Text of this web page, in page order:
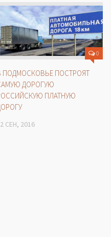
0
ПОДМОСКОВЬЕ ПОСТРОЯТ
ДОРОГУЮ
ПЛАТНУЮ
СЕН, 2016